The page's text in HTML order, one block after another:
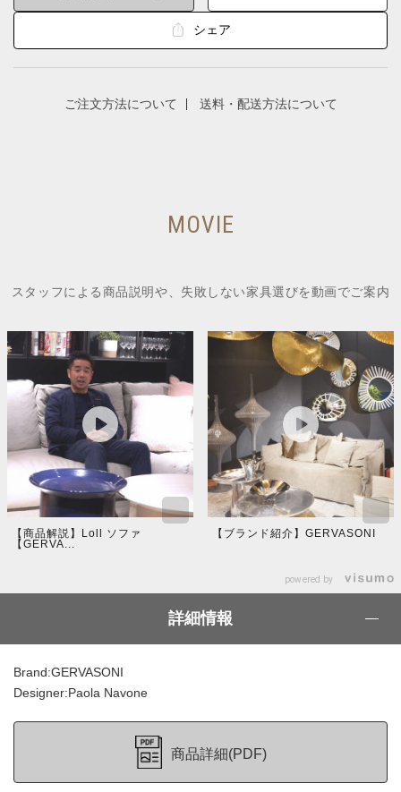
シェア
ご注文方法について 送料・配送方法について
MOVIE
スタッフによる商品説明や、失敗しない家具選びを動画でご案内
【商品解説】Loll ソファ
【GERVA...
【ブランド紹介】GERVASONI
powered by
詳細情報
Brand:GERVASONI
Designer:Paola Navone
商品詳細(PDF)